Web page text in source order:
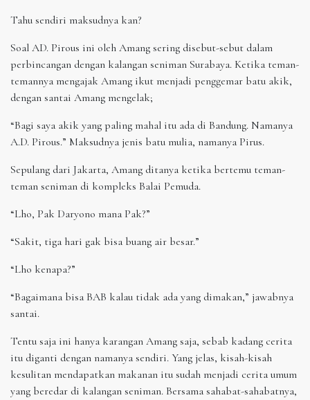
Tahu sendiri maksudnya kan?
Soal AD. Pirous ini oleh Amang sering disebut-sebut dalam
perbincangan dengan kalangan seniman Surabaya. Ketika teman-
temannya mengajak Amang ikut menjadi penggemar batu akik,
dengan santai Amang mengelak;
“Bagi saya akik yang paling mahal itu ada di Bandung. Namanya
A.D. Pirous.” Maksudnya jenis batu mulia, namanya Pirus.
Sepulang dari Jakarta, Amang ditanya ketika bertemu teman-
teman seniman di kompleks Balai Pemuda.
“Lho, Pak Daryono mana Pak?”
“Sakit, tiga hari gak bisa buang air besar.”
“Lho kenapa?”
“Bagaimana bisa BAB kalau tidak ada yang dimakan,” jawabnya
santai.
Tentu saja ini hanya karangan Amang saja, sebab kadang cerita
itu diganti dengan namanya sendiri. Yang jelas, kisah-kisah
kesulitan mendapatkan makanan itu sudah menjadi cerita umum
yang beredar di kalangan seniman. Bersama sahabat-sahabatnya,